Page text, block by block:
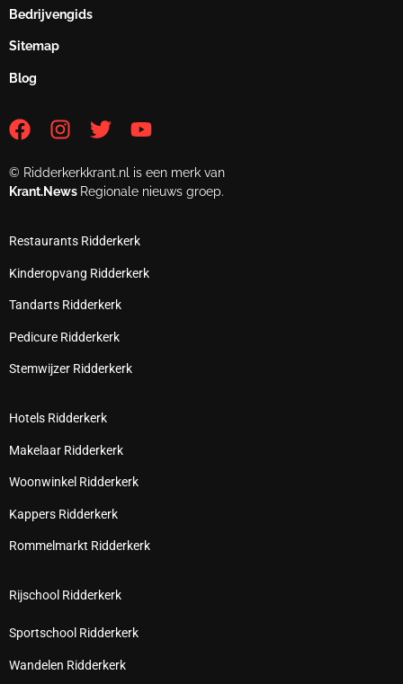
Bedrijvengids
Sitemap
Blog
© Ridderkerkkrant.nl is een merk van
Krant.News Regionale nieuws groep.
Restaurants Ridderkerk
Kinderopvang Ridderkerk
Tandarts Ridderkerk
Pedicure Ridderkerk
Stemwijzer Ridderkerk
Hotels Ridderkerk
Makelaar Ridderkerk
Woonwinkel Ridderkerk
Kappers Ridderkerk
Rommelmarkt Ridderkerk
Rijschool Ridderkerk
Sportschool Ridderkerk
Wandelen Ridderkerk